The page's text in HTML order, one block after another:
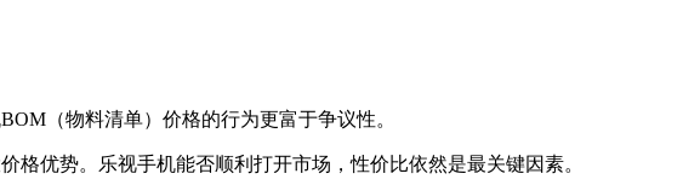
（物料清单）价格的行为更富于争议性。
优势。乐视手机能否顺利打开市场，性价比依然是最关键因素。